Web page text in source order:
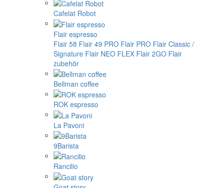
Cafelat Robot
Flair espresso
Flair 58 Flair 49 PRO Flair PRO Flair Classic /
Signature Flair NEO FLEX Flair 2GO Flair
zubehör
Bellman coffee
ROK espresso
La Pavoni
9Barista
Rancilio